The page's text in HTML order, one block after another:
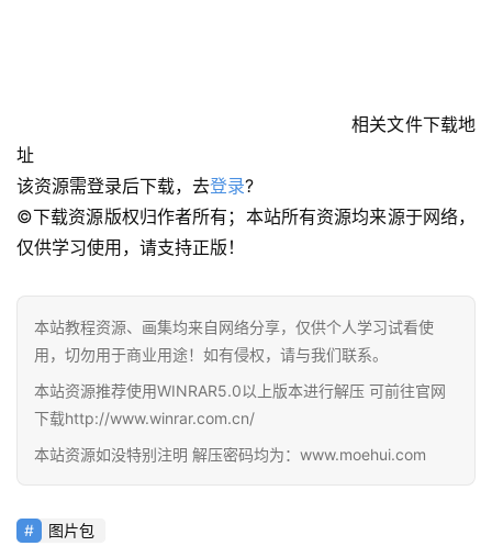
首
页
教
相关文件下载地
址
该资源需登录后下载，去登录?
©下载资源版权归作者所有；本站所有资源均来源于网络，
仅供学习使用，请支持正版！
本站教程资源、画集均来自网络分享，仅供个人学习试看使
用，切勿用于商业用途！如有侵权，请与我们联系。
本站资源推荐使用WINRAR5.0以上版本进行解压 可前往官网
下载http://www.winrar.com.cn/
本站资源如没特别注明 解压密码均为：www.moehui.com
图片包